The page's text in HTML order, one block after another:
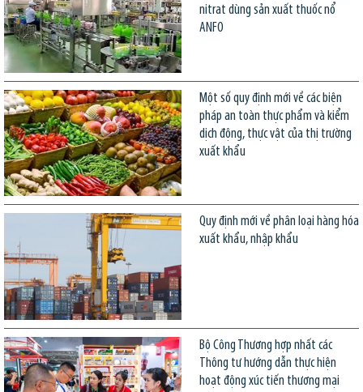
nitrat dùng sản xuất thuốc nổ
ANFO
Một số quy định mới về các biện
pháp an toàn thực phẩm và kiểm
dịch động, thực vật của thị trường
xuất khẩu
Quy định mới về phân loại hàng hóa
xuất khẩu, nhập khẩu
Bộ Công Thương hợp nhất các
Thông tư hướng dẫn thực hiện
hoạt động xúc tiến thương mại